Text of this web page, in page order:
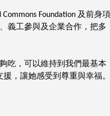
Foundation 及前身項
義工參與及企業合作，把多
吃，可以維持到我們最基本
，讓她感受到尊重與幸福。